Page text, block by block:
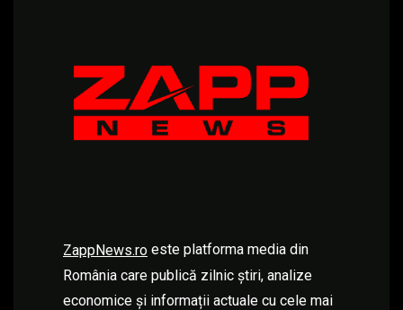
ZappNews.ro este platforma media din
România care publică zilnic știri, analize
economice și informații actuale cu cele mai